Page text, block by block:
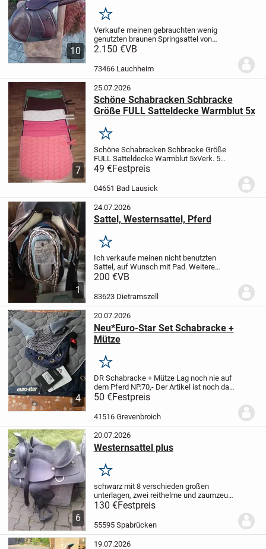
10
Merken
Verkaufe meinen gebrauchten wenig
genutzten braunen Springsattel von
Equiline. Er hat die normalen
Top Zustand. Hinten hat er eine kleine
2.150 €VB
73466 Lauchheim
7
25.07.2026
Schöne Schabracken Schbracke
Größe FULL Satteldecke Warmblut 5x
Merken
Schöne Schabracken Schbracke Größe
FULL Satteldecke Warmblut 5xVerk. 5
schöne Schabracken, in verschiedenen
Farben, alles Größe Full, verschiedene
Stepung, mit Zierbiese, alle noch
49 €Festpreis
04651 Bad Lausick
1
24.07.2026
Sattel, Westernsattel, Pferd
Merken
Ich verkaufe meinen nicht benutzten
Sattel, auf Wunsch mit Pad. Weitere
Bilder sind auf Anfrage möglich. Geeignet
200 €VB
83623 Dietramszell
4
20.07.2026
Neu*Euro-Star Set Schabracke +
Mütze
Merken
DR Schabracke + MützeLag noch nie auf
dem PferdNP.70,- Der Artikel ist noch da
solange er eingestellt ist,
andere Artikel an
Ware wird unter...
50 €Festpreis
41516 Grevenbroich
6
20.07.2026
Westernsattel plus
Merken
schwarz mit 8 verschieden großen
unterlagen, zwei reithelme und zaumzeug
abzuholen kreis kh
130 €Festpreis
55595 Spabrücken
19.07.2026